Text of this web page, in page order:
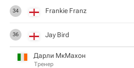
34 Frankie Franz
36 Jay Bird
Дарли МкМахон
Тренер